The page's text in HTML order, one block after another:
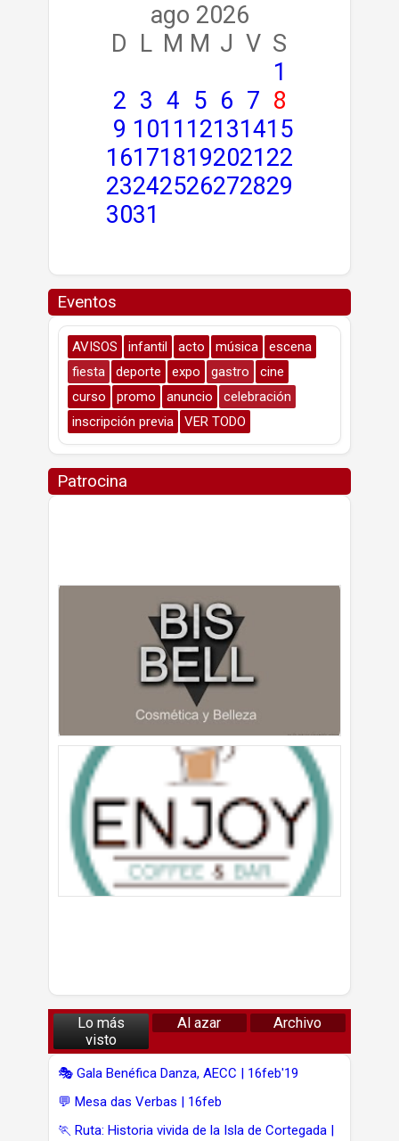
ago 2026
D
L M M J V S
1
2 3 4 5 6 7 8
9 1011 12131415
161718192021 22
23242526272829
3031
Eventos
AVISOS infantil acto música
escena
fiesta
deporte expo gastro
cine
curso
promo anuncio
celebración
inscripción previa
VER TODO
Patrocina
Lo más
visto
Al azar Archivo
🎭 Gala Benéfica Danza, AECC | 16feb'19
💬 Mesa das Verbas | 16feb
🏃 Ruta: Historia vivida de la Isla de Cortegada |